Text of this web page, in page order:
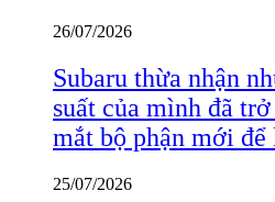
26/07/2026
Subaru thừa nhận
suất của mình đã
mắt bộ phận mới để
25/07/2026